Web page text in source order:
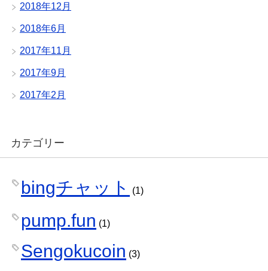
2018年12月
2018年6月
2017年11月
2017年9月
2017年2月
カテゴリー
bingチャット (1)
pump.fun (1)
Sengokucoin (3)